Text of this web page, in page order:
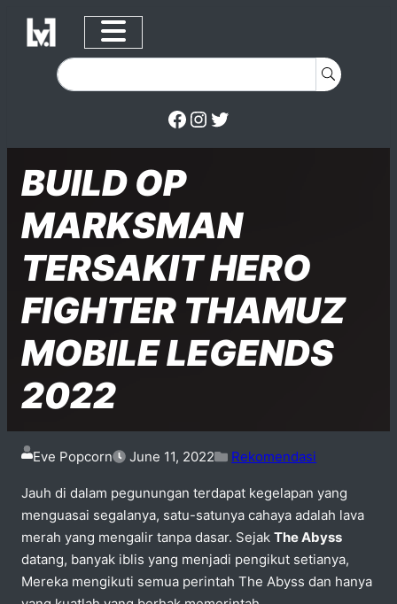
Skip to content
Facebook
Instagram
BUILD OP
MARKSMAN
TERSAKIT HERO
FIGHTER THAMUZ
MOBILE LEGENDS
2022
Eve Popcorn
Posted on
June 11, 2022
Posted in
Rekomendasi
Jauh di dalam pegunungan terdapat kegelapan yang
menguasai segalanya, satu-satunya cahaya adalah lava
merah yang mengalir tanpa dasar. Sejak The Abyss
datang, banyak iblis yang menjadi pengikut setianya,
Mereka mengikuti semua perintah The Abyss dan hanya
Posted in